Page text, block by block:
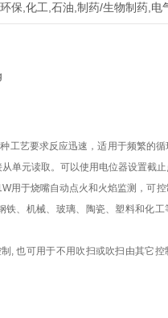
环保,化工,石油,制药/生物制药,电
工艺要求反应迅速，适用于频繁的
单元读取。可以使用电位器设置截
用于烧嘴自动点火和火焰监测，可
、机械、玻璃、陶瓷、塑料和化工
, 也可用于不用吹扫或吹扫由其它